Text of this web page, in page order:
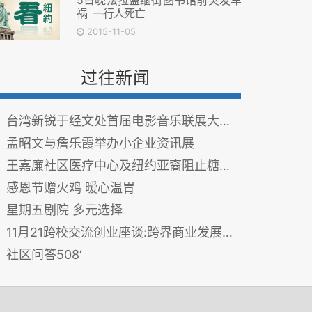
祸 一行人死亡
2015-11-05
过往新闻
台湾新锐于经文处首届电影音乐联展大放异彩
孟昭文与詹乐霞举办小企业资讯展
王嘉廉社区医疗中心及纽约亚裔阻止糖尿病症联盟
感恩节赠火鸡 暧心温胃
星期五剧院 多元选择
11月21跨校交流创业座谈:跨界商业发展趋势
社区问答508‘